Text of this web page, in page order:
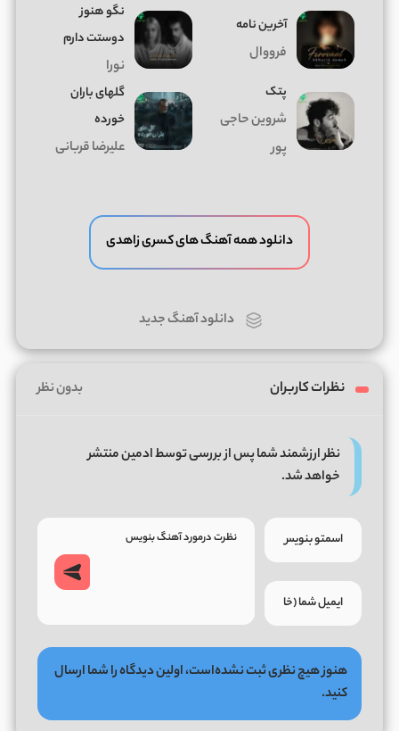
آخرین نامه
فرووال
نگو هنوز
دوستت دارم
نورا
پتک
شروین حاجی
پور
گلهای باران
خورده
علیرضا قربانی
دانلود همه آهنگ های کسری زاهدی
دانلود آهنگ جدید
نظرات کاربران بدون نظر
نظر ارزشمند شما پس از بررسی توسط ادمین منتشر
خواهد شد.
هنوز هیچ نظری ثبت نشده‌است، اولین دیدگاه را شما ارسال
کنید.